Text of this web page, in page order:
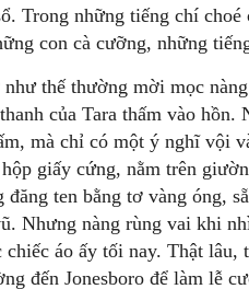
Trong những tiếng chí
con cà cưỡng, những
thế thường mời mọc
của Tara thấm vào
mà chỉ có một ý nghĩ vội
giấy cứng, nằm trên
ten bằng tơ vàng óng,
Nhưng nàng rùng vai khi
áo ấy tối nay. Thật
đến Jonesboro để làm lễ